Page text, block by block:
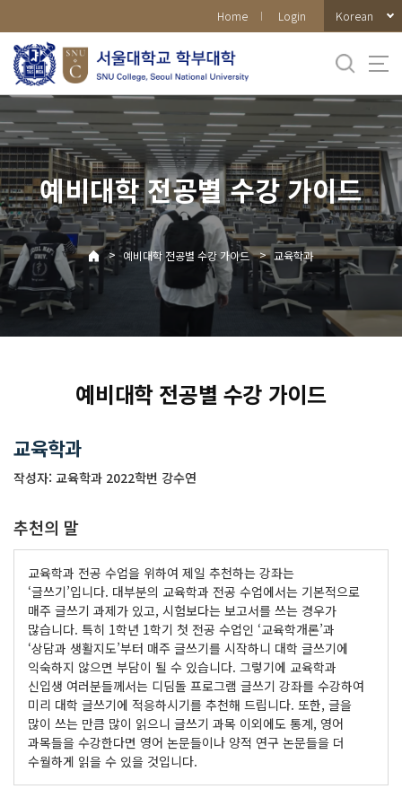
메뉴
Home Login Korean
예비대학 전공별 수강 가이드
> 예비대학 전공별 수강 가이드 > 교육학과
예비대학 전공별 수강 가이드
교육학과
작성자: 교육학과 2022학번 강수연
추천의 말
교육학과 전공 수업을 위하여 제일 추천하는 강좌는
‘글쓰기’입니다. 대부분의 교육학과 전공 수업에서는 기본적으로
매주 글쓰기 과제가 있고, 시험보다는 보고서를 쓰는 경우가
많습니다. 특히 1학년 1학기 첫 전공 수업인 ‘교육학개론’과
‘상담과 생활지도’부터 매주 글쓰기를 시작하니 대학 글쓰기에
익숙하지 않으면 부담이 될 수 있습니다. 그렇기에 교육학과
신입생 여러분들께서는 디딤돌 프로그램 글쓰기 강좌를 수강하여
미리 대학 글쓰기에 적응하시기를 추천해 드립니다. 또한, 글을
많이 쓰는 만큼 많이 읽으니 글쓰기 과목 이외에도 통계, 영어
과목들을 수강한다면 영어 논문들이나 양적 연구 논문들을 더
수월하게 읽을 수 있을 것입니다.